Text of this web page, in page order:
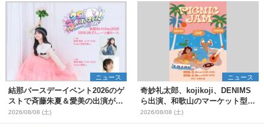
ニュース
結那バースデーイベント2026のゲ
ストで斉藤朱夏＆愛美の出演が決
定
2026/08/08 (土)
ニュース
奇妙礼太郎、kojikoji、DENIMS
ら出演、和歌山のマーケット型野
外イベント『PICNIC JAM
2026』早割チケット発売開始
2026/08/08 (土)